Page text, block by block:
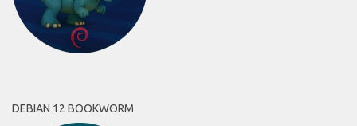
DEBIAN 12 BOOKWORM